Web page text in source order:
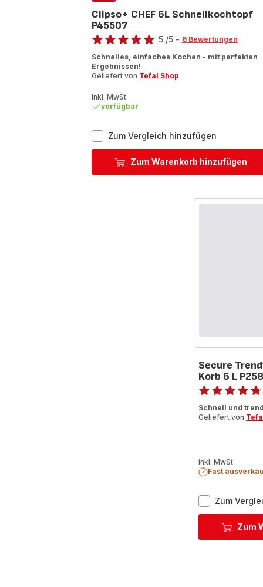
Zum Vergleich hinzufügenClipso+
CHEF
6L
Zum Warenkorb hinzufügen
Clipso+ CHEF 6L Schnellkochtopf
P45507
Bewertung
mit
5
(Durchschnitt)
5 /5 - 6 Bewertungen
Schnelles, einfaches Kochen - mit perfekten
Ergebnissen!
Geliefert von Tefal Shop
inkl. MwSt
verfügbar
Zum
Zum
Secure
Korb 6 L
Bewertung
Schnell und
Geliefert von
inkl. MwSt
Fast